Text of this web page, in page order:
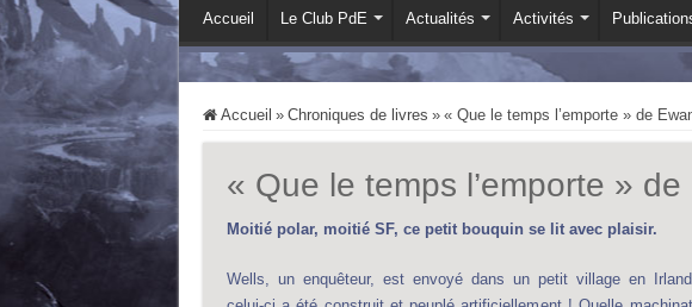
Accueil Le Club PdE Actualités Activités
Accueil » Chroniques de livres » « Que le temps l’emporte » de
« Que le temps l’emporte »
Moitié polar, moitié SF, ce petit bouquin se lit avec plaisir.
Wells, un enquêteur, est envoyé dans un petit village en